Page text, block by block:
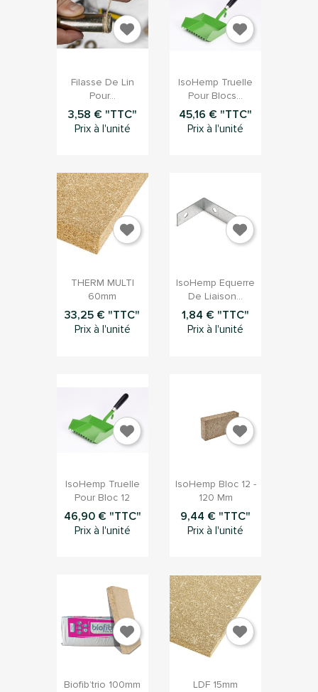
Aperçu rapide
Filasse De Lin
Pour...
3,58 € "TTC"
Prix à l'unité
Aperçu rapide
IsoHemp Truelle
Pour Blocs...
45,16 € "TTC"
Prix à l'unité
Aperçu rapide
THERM MULTI
60mm
33,25 € "TTC"
Prix à l'unité
Aperçu rapide
IsoHemp Equerre
De Liaison...
1,84 € "TTC"
Prix à l'unité
Aperçu rapide
IsoHemp Truelle
Pour Bloc 12
46,90 € "TTC"
Prix à l'unité
Aperçu rapide
IsoHemp Bloc 12 -
120 Mm
9,44 € "TTC"
Prix à l'unité
Aperçu rapide
Biofib’trio 100mm Aperçu rapide
LDF 15mm